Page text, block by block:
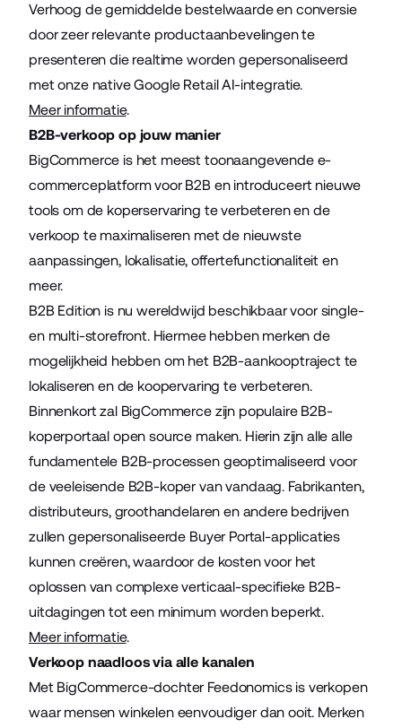
Verhoog de gemiddelde bestelwaarde en conversie
door zeer relevante productaanbevelingen te
presenteren die realtime worden gepersonaliseerd
met onze native Google Retail AI-integratie.
Meer informatie.
B2B-verkoop op jouw manier
BigCommerce is het meest toonaangevende e-
commerceplatform voor B2B en introduceert nieuwe
tools om de koperservaring te verbeteren en de
verkoop te maximaliseren met de nieuwste
aanpassingen, lokalisatie, offertefunctionaliteit en
meer.
B2B Edition is nu wereldwijd beschikbaar voor single-
en multi-storefront. Hiermee hebben merken de
mogelijkheid hebben om het B2B-aankooptraject te
lokaliseren en de koopervaring te verbeteren.
Binnenkort zal BigCommerce zijn populaire B2B-
koperportaal open source maken. Hierin zijn alle alle
fundamentele B2B-processen geoptimaliseerd voor
de veeleisende B2B-koper van vandaag. Fabrikanten,
distributeurs, groothandelaren en andere bedrijven
zullen gepersonaliseerde Buyer Portal-applicaties
kunnen creëren, waardoor de kosten voor het
oplossen van complexe verticaal-specifieke B2B-
uitdagingen tot een minimum worden beperkt.
Meer informatie.
Verkoop naadloos via alle kanalen
Met BigCommerce-dochter Feedonomics is verkopen
waar mensen winkelen eenvoudiger dan ooit. Merken